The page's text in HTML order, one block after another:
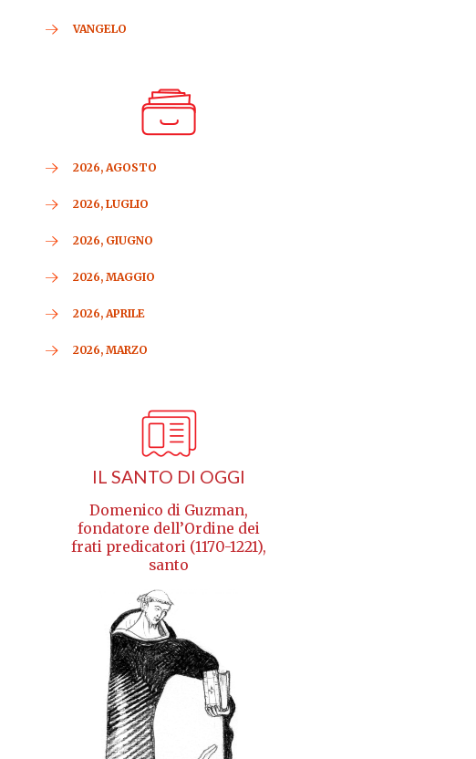
VANGELO
2026, AGOSTO
2026, LUGLIO
2026, GIUGNO
2026, MAGGIO
2026, APRILE
2026, MARZO
IL SANTO DI OGGI
Domenico di Guzman,
fondatore dell’Ordine dei
frati predicatori (1170-1221),
santo